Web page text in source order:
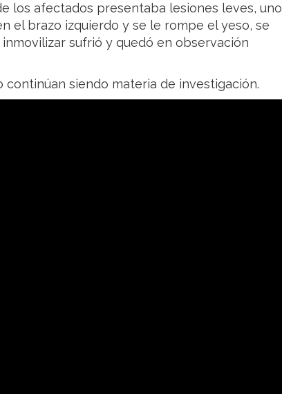
los afectados presentaba lesiones leves, uno
el brazo izquierdo y se le rompe el yeso, se
sufrió y quedó en observación
continúan siendo materia de investigación.